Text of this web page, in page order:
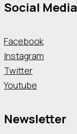
Social Media
Facebook
Instagram
Twitter
Youtube
Newsletter